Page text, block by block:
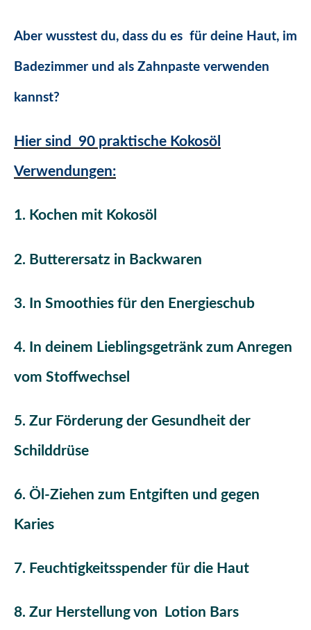
Aber wusstest du, dass du es für deine Haut, im
Badezimmer und als Zahnpaste verwenden
kannst?
Hier sind 90 praktische Kokosöl
Verwendungen:
1. Kochen mit Kokosöl
2. Butterersatz in Backwaren
3. In Smoothies für den Energieschub
4. In deinem Lieblingsgetränk zum Anregen
vom Stoffwechsel
5. Zur Förderung der Gesundheit der
Schilddrüse
6. Öl-Ziehen zum Entgiften und gegen
Karies
7. Feuchtigkeitsspender für die Haut
8. Zur Herstellung von Lotion Bars